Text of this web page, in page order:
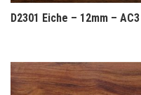
D2301 Eiche – 12mm – AC3